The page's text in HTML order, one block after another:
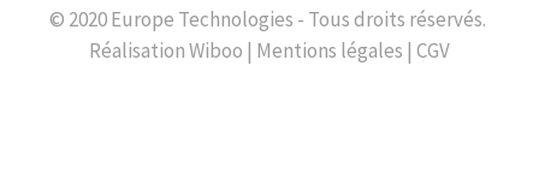
© 2020 Europe Technologies - Tous droits réservés.
RéalisationWiboo | Mentions légales | CGV